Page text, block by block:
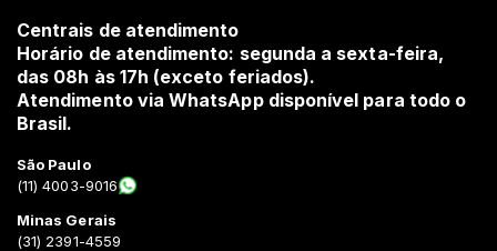
Centrais de atendimento
Horário de atendimento: segunda a sexta-feira,
das 08h às 17h (exceto feriados).
Atendimento via WhatsApp disponível para todo o
Brasil.
São Paulo
(11) 4003-9016
Minas Gerais
(31) 2391-4559